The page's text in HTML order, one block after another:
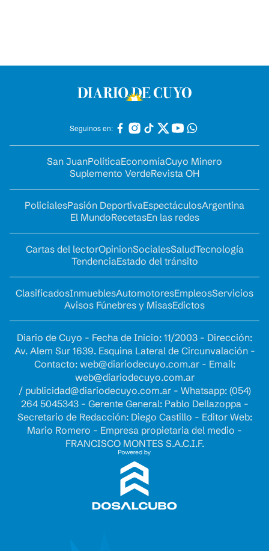
Seguinos en:
San JuanPolíticaEconomíaCuyo Minero
Suplemento VerdeRevista OH
PolicialesPasión DeportivaEspectáculosArgentina
El MundoRecetasEn las redes
Cartas del lectorOpinionSocialesSaludTecnología
TendenciaEstado del tránsito
ClasificadosInmueblesAutomotoresEmpleosServicios
Avisos Fúnebres y MisasEdictos
Diario de Cuyo - Fecha de Inicio: 11/2003 - Dirección:
Av. Alem Sur 1639. Esquina Lateral de Circunvalación -
Contacto: web@diariodecuyo.com.ar- Email:
web@diariodecuyo.com.ar
/ publicidad@diariodecuyo.com.ar- Whatsapp: (054)
264 5045343 - Gerente General: Pablo Dellazoppa -
Secretario de Redacción: Diego Castillo - Editor Web:
Mario Romero - Empresa propietaria del medio -
FRANCISCO MONTES S.A.C.I.F.